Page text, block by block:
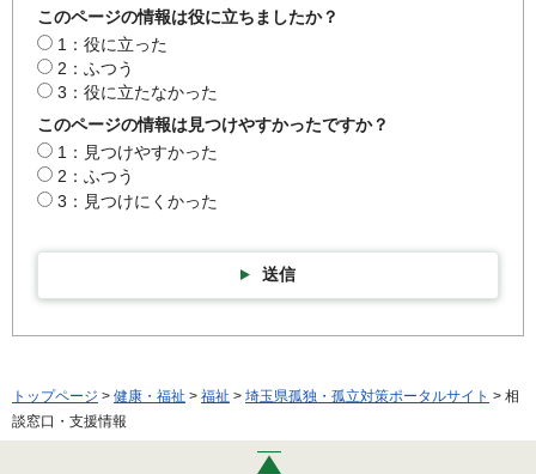
このページの情報は役に立ちましたか？
1：役に立った
2：ふつう
3：役に立たなかった
このページの情報は見つけやすかったですか？
1：見つけやすかった
2：ふつう
3：見つけにくかった
送信
トップページ > 健康・福祉 > 福祉 > 埼玉県孤独・孤立対策ポータルサイト > 相
談窓口・支援情報